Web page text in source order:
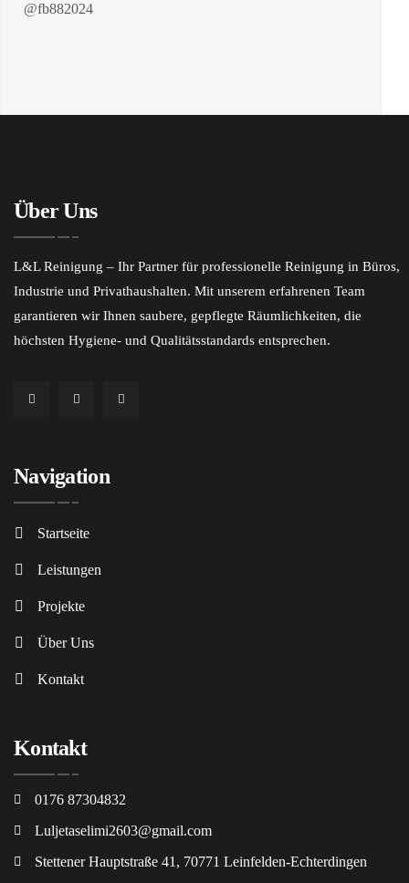
@fb882024
Über Uns
L&L Reinigung – Ihr Partner für professionelle Reinigung in Büros,
Industrie und Privathaushalten. Mit unserem erfahrenen Team
garantieren wir Ihnen saubere, gepflegte Räumlichkeiten, die
höchsten Hygiene- und Qualitätsstandards entsprechen.
Navigation
Startseite
Leistungen
Projekte
Über Uns
Kontakt
Kontakt
0176 87304832
Luljetaselimi2603@gmail.com
Stettener Hauptstraße 41, 70771 Leinfelden-Echterdingen